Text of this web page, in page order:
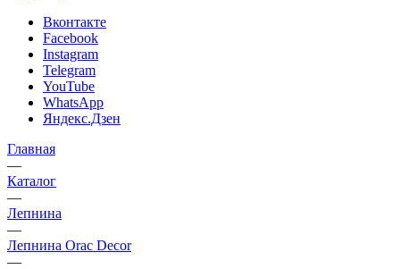
Вконтакте
Facebook
Instagram
Telegram
YouTube
WhatsApp
Яндекс.Дзен
Главная
—
Каталог
—
Лепнина
—
Лепнина Orac Decor
—